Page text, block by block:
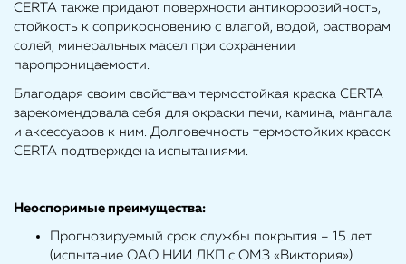
CERTA также придают поверхности антикоррозийность,
стойкость к соприкосновению с влагой, водой, растворам
солей, минеральных масел при сохранении
паропроницаемости.
Благодаря своим свойствам термостойкая краска CERTA
зарекомендовала себя для окраски печи, камина, мангала
и аксессуаров к ним. Долговечность термостойких красок
CERTA подтверждена испытаниями.
Неоспоримые преимущества:
Прогнозируемый срок службы покрытия – 15 лет
(испытание ОАО НИИ ЛКП с ОМЗ «Виктория»)